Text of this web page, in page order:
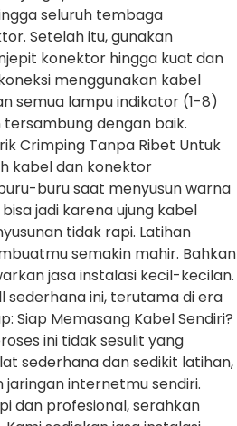
seluruh tembaga
Setelah itu, gunakan
konektor hingga kuat dan
menggunakan kabel
semua lampu indikator (1-8)
dengan baik.
Crimping Tanpa Ribet Untuk
kabel dan konektor
buru saat menyusun warna
jadi karena ujung kabel
tidak rapi. Latihan
semakin mahir. Bahkan
jasa instalasi kecil-kecilan.
sederhana ini, terutama di era
Siap Memasang Kabel Sendiri?
ini tidak sesulit yang
sederhana dan sedikit latihan,
internetmu sendiri.
dan profesional, serahkan